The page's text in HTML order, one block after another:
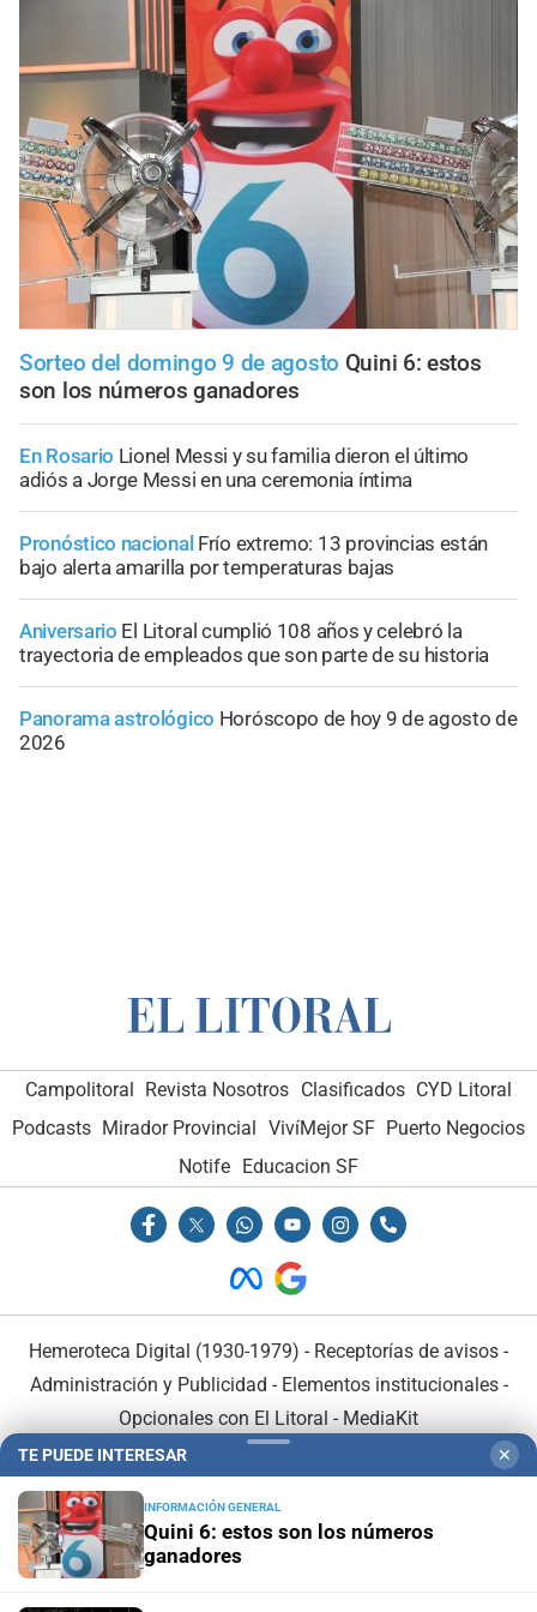
Sorteo del domingo 9 de agosto Quini 6: estos
son los números ganadores
En Rosario Lionel Messi y su familia dieron el último
adiós a Jorge Messi en una ceremonia íntima
Pronóstico nacional Frío extremo: 13 provincias están
bajo alerta amarilla por temperaturas bajas
Aniversario El Litoral cumplió 108 años y celebró la
trayectoria de empleados que son parte de su historia
Panorama astrológico Horóscopo de hoy 9 de agosto de
2026
Campolitoral Revista Nosotros Clasificados CYD Litoral
Podcasts Mirador Provincial VivíMejor SF Puerto Negocios
Notife Educacion SF
Hemeroteca Digital (1930-1979) - Receptorías de avisos -
Administración y Publicidad - Elementos institucionales-
Opcionales con El Litoral - MediaKit
TE PUEDE INTERESAR ✕
INFORMACIÓN GENERAL
Quini 6: estos son los números
ganadores